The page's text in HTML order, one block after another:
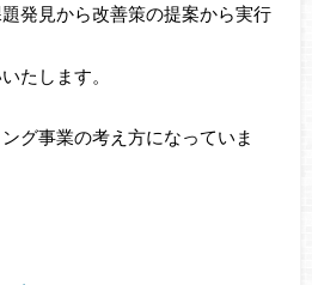
発見から改善策の提案から実行
たします。
グ事業の考え方になっていま